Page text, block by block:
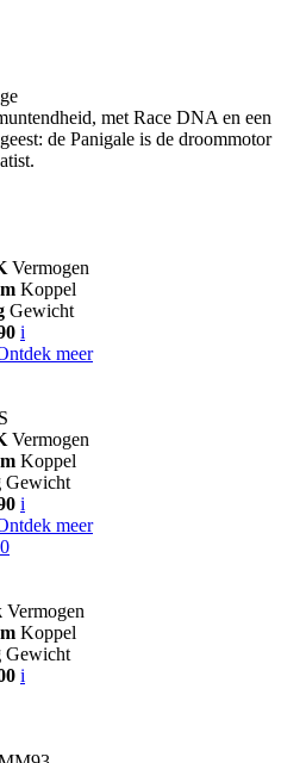
met Race DNA en een
de Panigale is de droommotor
Vermogen
Koppel
Gewicht
i
meer
Vermogen
Koppel
Gewicht
i
meer
Vermogen
Koppel
Gewicht
i